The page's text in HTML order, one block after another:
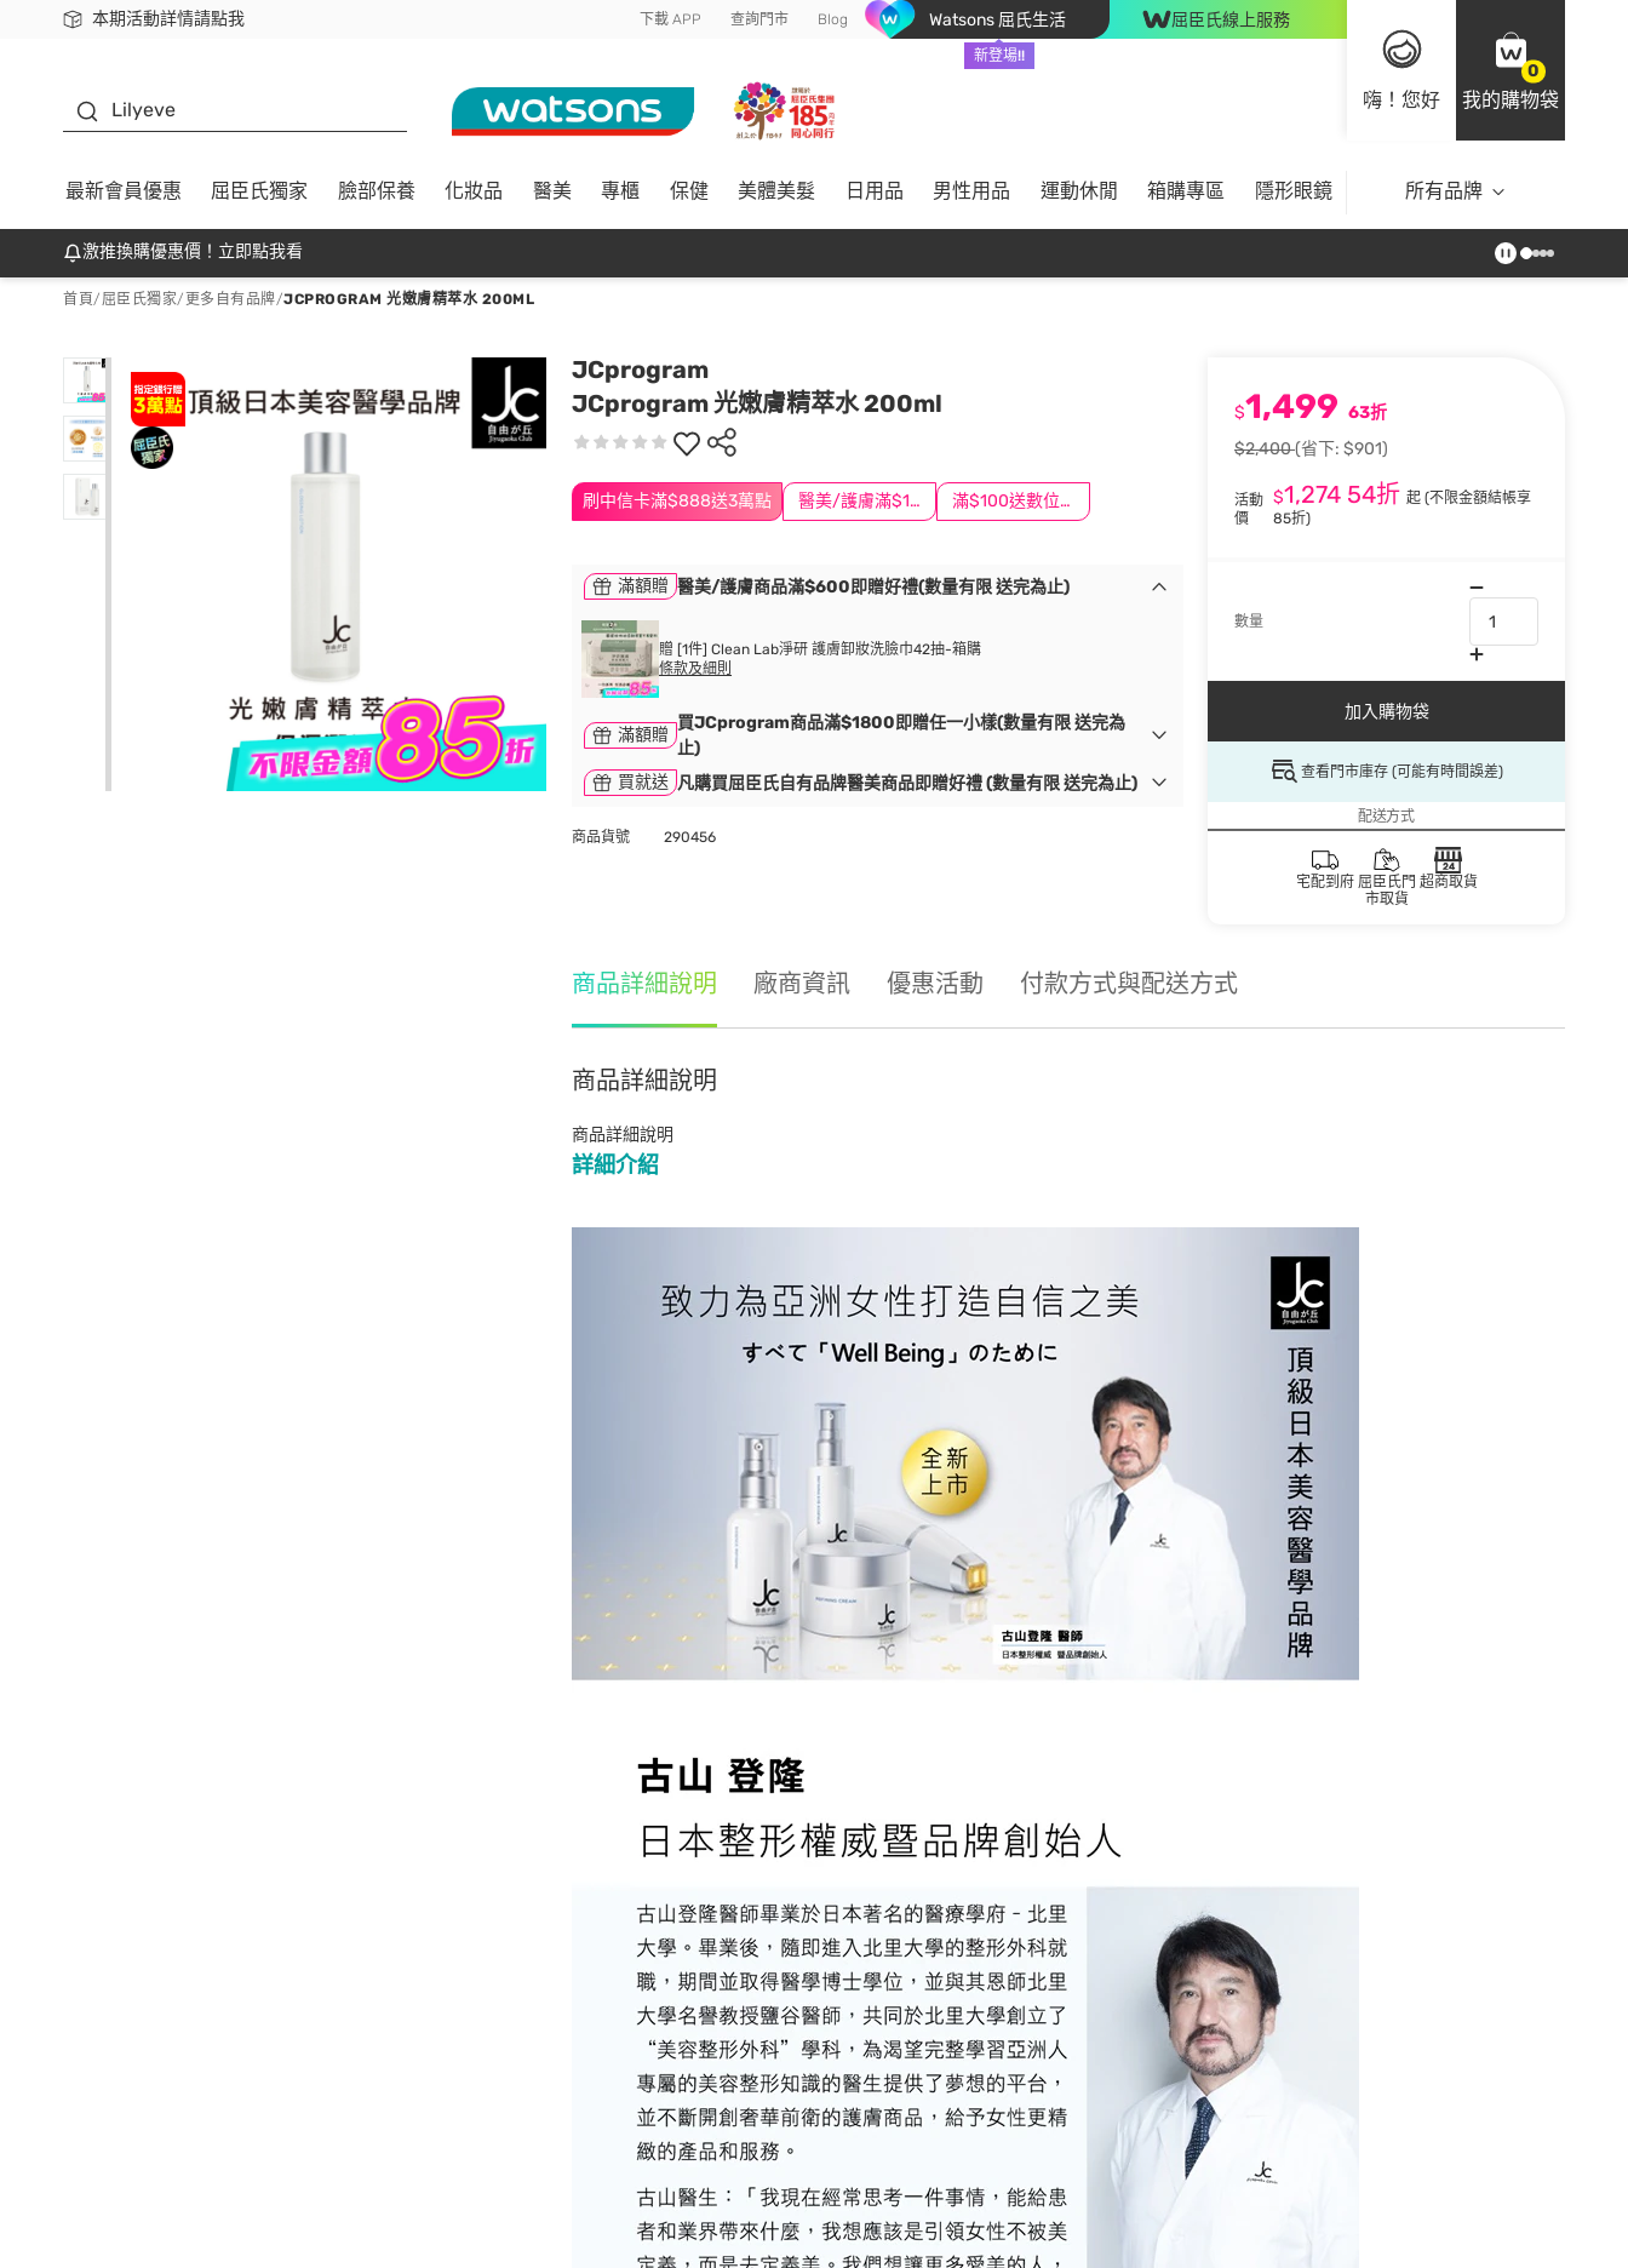
本期活動詳情請點我
下載app最高回饋$350 下載 APP 查詢門市 Blog Watsons 屈氏生活
新登場!!
屈臣氏線上服務
嗨！您好
0
我的購物袋
Lilyeve
最新會員優惠 屈臣氏獨家 臉部保養 化妝品 醫美 專櫃 保健 美體美髮 日用品 男性用品 運動休閒 箱購專區 隱形眼鏡 所有品牌
激推換購優惠價！立即點我看
首頁/ 屈臣氏獨家/ 更多自有品牌/JCPROGRAM 光嫩膚精萃水 200ML
JCprogram
JCprogram 光嫩膚精萃水 200ml
刷中信卡滿$888送3萬點 醫美/護膚滿$1200送$200 滿$100送數位印花
$1,499 63折
$2,400(省下: $901)
活動
價
$1,274 54折起(不限金額結帳享
85折)
數量
加入購物袋
查看門市庫存 (可能有時間誤差)
配送方式
宅配到府 屈臣氏門
市取貨
超商取貨
滿額贈 醫美/護膚商品滿$600即贈好禮(數量有限 送完為止)
贈 [1件] Clean Lab淨研 護膚卸妝洗臉巾42抽-箱購
條款及細則
滿額贈
買JCprogram商品滿$1800即贈任一小樣(數量有限 送完為
止)
買就送 凡購買屈臣氏自有品牌醫美商品即贈好禮 (數量有限 送完為止)
商品貨號 290456
商品詳細說明 廠商資訊 優惠活動 付款方式與配送方式
商品詳細說明
商品詳細說明
詳細介紹